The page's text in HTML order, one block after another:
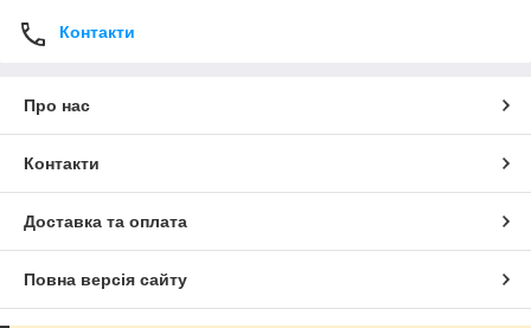
Контакти
Про нас
Контакти
Доставка та оплата
Повна версія сайту